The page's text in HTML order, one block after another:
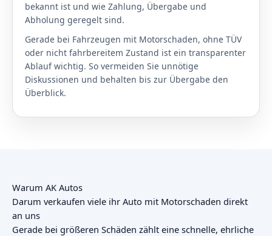
bekannt ist und wie Zahlung, Übergabe und
Abholung geregelt sind.
Gerade bei Fahrzeugen mit Motorschaden, ohne TÜV
oder nicht fahrbereitem Zustand ist ein transparenter
Ablauf wichtig. So vermeiden Sie unnötige
Diskussionen und behalten bis zur Übergabe den
Überblick.
Warum AK Autos
Darum verkaufen viele ihr Auto mit Motorschaden direkt
an uns
Gerade bei größeren Schäden zählt eine schnelle, ehrliche